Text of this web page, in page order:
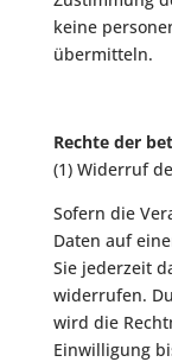
keine
übermitteln.
Rechte der
(1) Widerruf
Sofern die
Daten auf
Sie jederzeit
widerrufen.
wird die
Einwilligung